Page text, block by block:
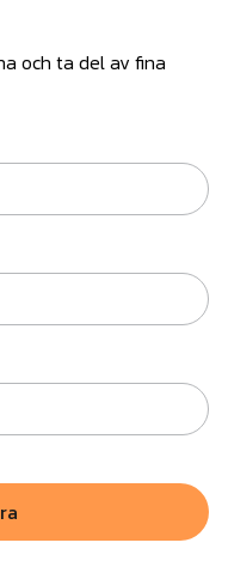
och ta del av fina